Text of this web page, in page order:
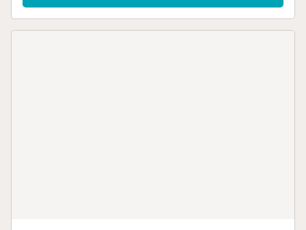
med snacks og en god film, mens I lægger planer for de